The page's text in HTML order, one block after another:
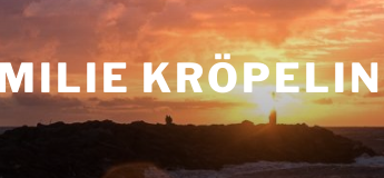
KRÖPELIN